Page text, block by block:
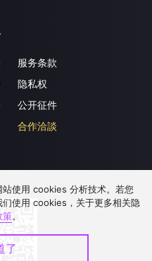
服务条款
隐私权
公开征件
合作洽談
使用 cookies 分析技术。若您
使用 cookies，关于更多相关隐
策。
了